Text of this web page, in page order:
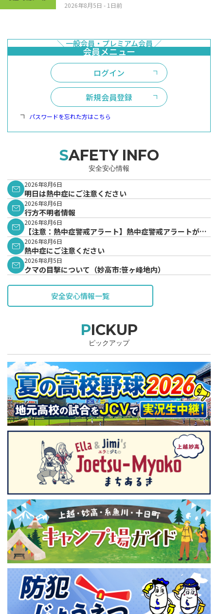
2026年8月5日 - 1日前
ログイン
新規会員登録
パスワードを忘れた方はこちら
SAFETY INFO
安全安心情報
2026年8月6日
明日は熱中症にご注意ください
2026年8月6日
行方不明者情報
2026年8月6日
【注意：熱中症警戒アラート】熱中症警戒アラートが発
表されています。
2026年8月6日
熱中症にご注意ください
2026年8月5日
クマの目撃について（妙高市:笹ヶ峰地内）
安全安心情報一覧
PICKUP
ピックアップ